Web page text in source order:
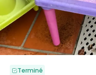
Terminé